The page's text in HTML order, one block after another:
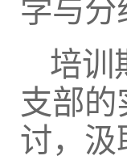
学与分
培训
支部
讨，汲